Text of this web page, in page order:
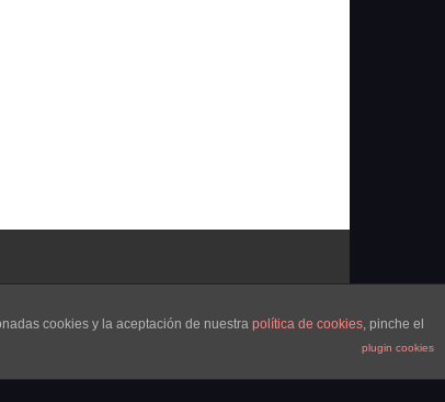
cookies y la aceptación de nuestra política de cookies, pinche el
plugin cookies